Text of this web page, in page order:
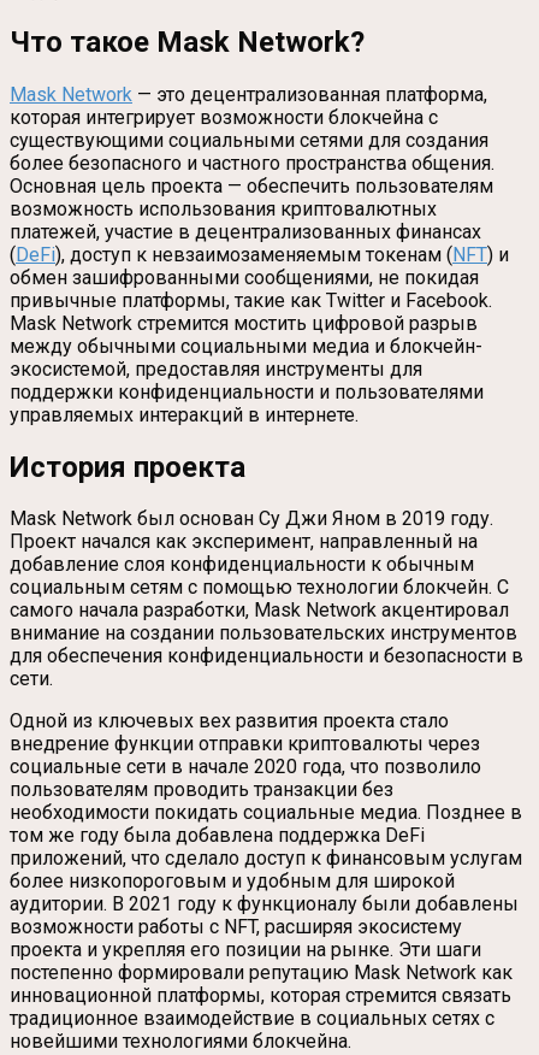
Что такое Mask Network?
Mask Network — это децентрализованная платформа,
которая интегрирует возможности блокчейна с
существующими социальными сетями для создания
более безопасного и частного пространства общения.
Основная цель проекта — обеспечить пользователям
возможность использования криптовалютных
платежей, участие в децентрализованных финансах
(DeFi), доступ к невзаимозаменяемым токенам (NFT) и
обмен зашифрованными сообщениями, не покидая
привычные платформы, такие как Twitter и Facebook.
Mask Network стремится мостить цифровой разрыв
между обычными социальными медиа и блокчейн-
экосистемой, предоставляя инструменты для
поддержки конфиденциальности и пользователями
управляемых интеракций в интернете.
История проекта
Mask Network был основан Су Джи Яном в 2019 году.
Проект начался как эксперимент, направленный на
добавление слоя конфиденциальности к обычным
социальным сетям с помощью технологии блокчейн. С
самого начала разработки, Mask Network акцентировал
внимание на создании пользовательских инструментов
для обеспечения конфиденциальности и безопасности в
сети.
Одной из ключевых вех развития проекта стало
внедрение функции отправки криптовалюты через
социальные сети в начале 2020 года, что позволило
пользователям проводить транзакции без
необходимости покидать социальные медиа. Позднее в
том же году была добавлена поддержка DeFi
приложений, что сделало доступ к финансовым услугам
более низкопороговым и удобным для широкой
аудитории. В 2021 году к функционалу были добавлены
возможности работы с NFT, расширяя экосистему
проекта и укрепляя его позиции на рынке. Эти шаги
постепенно формировали репутацию Mask Network как
инновационной платформы, которая стремится связать
традиционное взаимодействие в социальных сетях с
новейшими технологиями блокчейна.